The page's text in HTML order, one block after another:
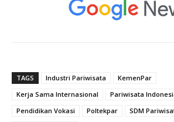
TAGS Industri Pariwisata
KemenPar
Kerja Sama Internasional
Pariwisata
Pendidikan Vokasi
Poltekpar SDM